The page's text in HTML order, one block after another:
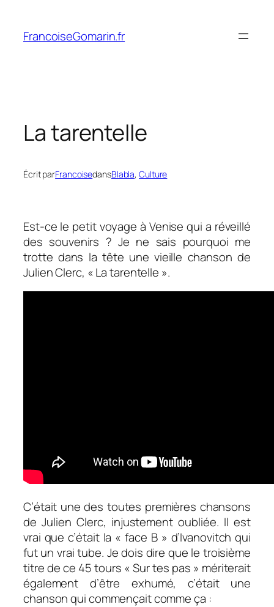
contenu
FrancoiseGomarin.fr
La tarentelle
Écrit parFrancoisedansBlabla, Culture
Est-ce le petit voyage à Venise qui a réveillé
des souvenirs ? Je ne sais pourquoi me
trotte dans la tête une vieille chanson de
Julien Clerc, « La tarentelle ».
C’était une des toutes premières chansons
de Julien Clerc, injustement oubliée. Il est
vrai que c’était la « face B » d’Ivanovitch qui
fut un vrai tube. Je dois dire que le troisième
titre de ce 45 tours « Sur tes pas » mériterait
également d’être exhumé, c’était une
chanson qui commençait comme ça :